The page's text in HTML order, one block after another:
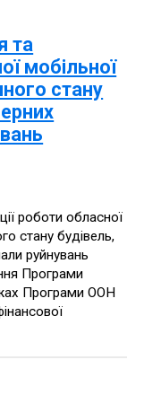
та
мобільної
стану
роботи обласної
стану будівель,
руйнувань
Програми
Програми ООН